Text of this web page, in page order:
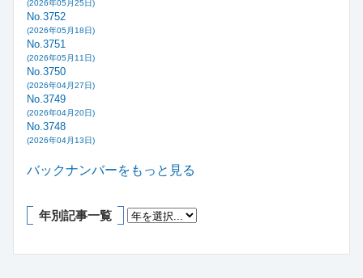
(2026年05月25日)
No.3752
(2026年05月18日)
No.3751
(2026年05月11日)
No.3750
(2026年04月27日)
No.3749
(2026年04月20日)
No.3748
(2026年04月13日)
バックナンバーをもっと見る
年別記事一覧